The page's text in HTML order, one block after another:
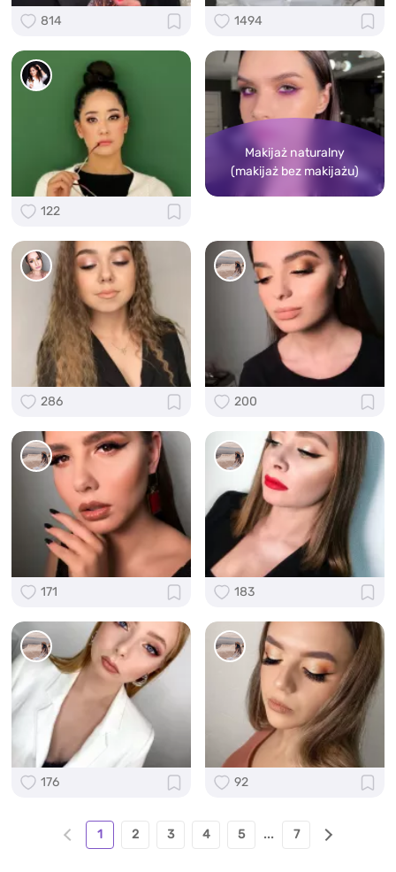
814 1494
122
Makijaż naturalny
(makijaż bez makijażu)
286 200
171 183
176 92
1 2 3 4 5 ... 7